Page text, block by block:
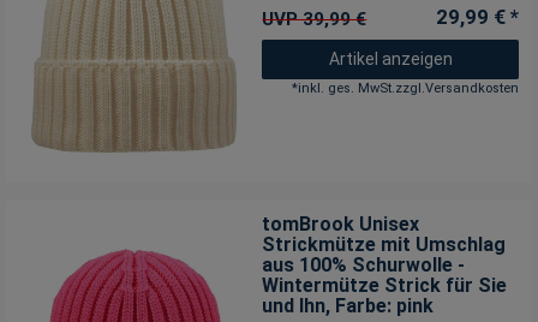
UVP 39,99 € 29,99 € *
Artikel anzeigen
*inkl. ges. MwSt. zzgl. Versandkosten
tomBrook Unisex
Strickmütze mit Umschlag
aus 100% Schurwolle -
Wintermütze Strick für Sie
und Ihn, Farbe: pink